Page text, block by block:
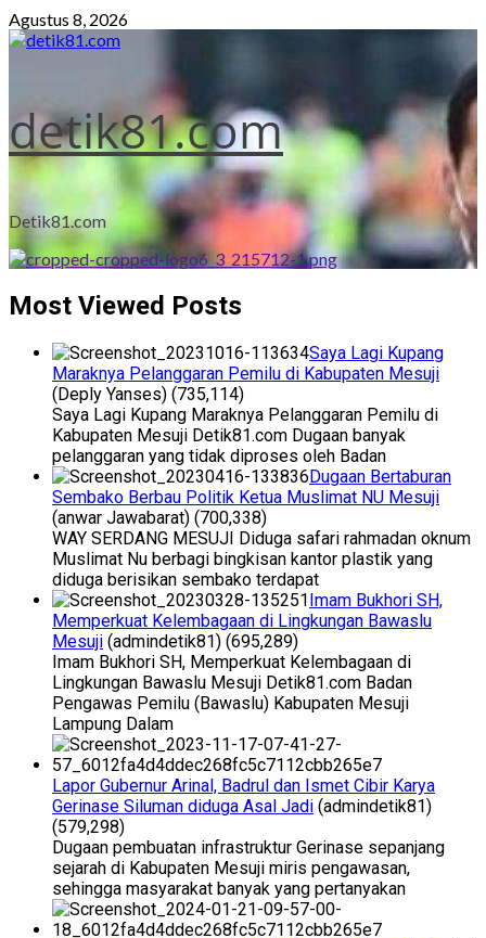
Skip
to
Agustus 8, 2026
detik81.com
Detik81.com
Most Viewed Posts
Saya Lagi Kupang
Maraknya Pelanggaran Pemilu di Kabupaten Mesuji
(Deply Yanses) (735,114)
Saya Lagi Kupang Maraknya Pelanggaran Pemilu di
Kabupaten Mesuji Detik81.com Dugaan banyak
pelanggaran yang tidak diproses oleh Badan
Dugaan Bertaburan
Sembako Berbau Politik Ketua Muslimat NU Mesuji
(anwar Jawabarat) (700,338)
WAY SERDANG MESUJI Diduga safari rahmadan oknum
Muslimat Nu berbagi bingkisan kantor plastik yang
diduga berisikan sembako terdapat
Imam Bukhori SH,
Memperkuat Kelembagaan di Lingkungan Bawaslu
Mesuji (admindetik81) (695,289)
Imam Bukhori SH, Memperkuat Kelembagaan di
Lingkungan Bawaslu Mesuji Detik81.com Badan
Pengawas Pemilu (Bawaslu) Kabupaten Mesuji
Lampung Dalam
Lapor Gubernur Arinal, Badrul dan Ismet Cibir Karya
Gerinase Siluman diduga Asal Jadi (admindetik81)
(579,298)
Dugaan pembuatan infrastruktur Gerinase sepanjang
sejarah di Kabupaten Mesuji miris pengawasan,
sehingga masyarakat banyak yang pertanyakan